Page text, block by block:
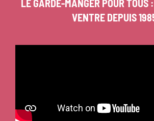
LE GARDE-MANGER POUR
VENTRE DEPUIS